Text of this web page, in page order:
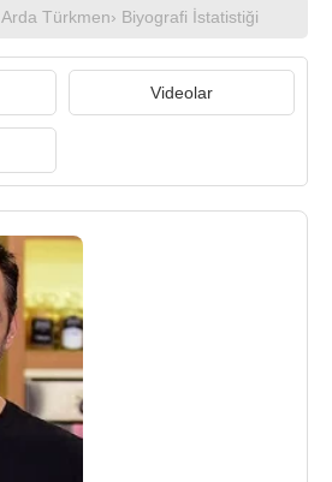
Arda Türkmen› Biyografi İstatistiği
Videolar